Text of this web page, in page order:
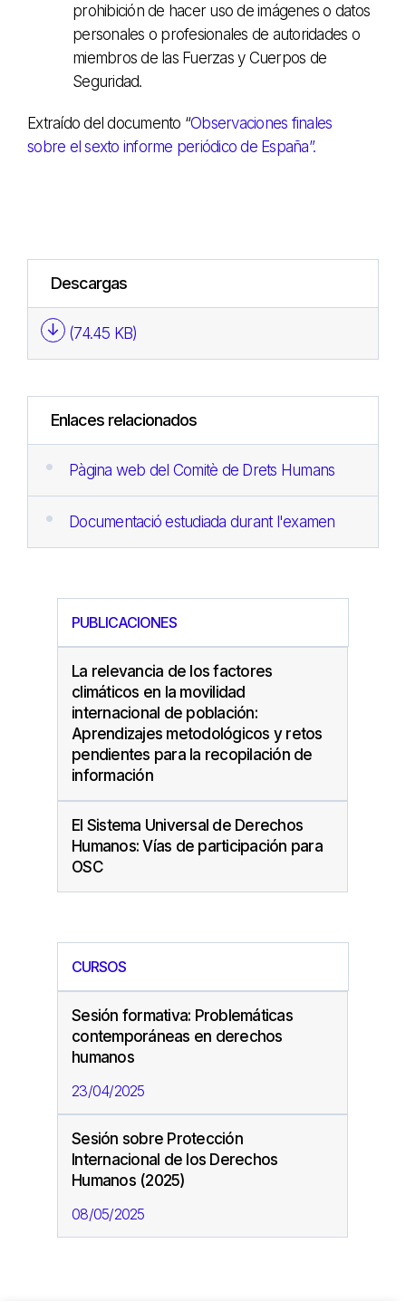
prohibición de hacer uso de imágenes o datos
personales o profesionales de autoridades o
miembros de las Fuerzas y Cuerpos de
Seguridad.
Extraído del documento “Observaciones finales
sobre el sexto informe periódico de España”.
Descargas
(74.45 KB)
Enlaces relacionados
Pàgina web del Comitè de Drets Humans
Documentació estudiada durant l'examen
PUBLICACIONES
La relevancia de los factores
climáticos en la movilidad
internacional de población:
Aprendizajes metodológicos y retos
pendientes para la recopilación de
información
El Sistema Universal de Derechos
Humanos: Vías de participación para
OSC
CURSOS
Sesión formativa: Problemáticas
contemporáneas en derechos
humanos
23/04/2025
Sesión sobre Protección
Internacional de los Derechos
Humanos (2025)
08/05/2025